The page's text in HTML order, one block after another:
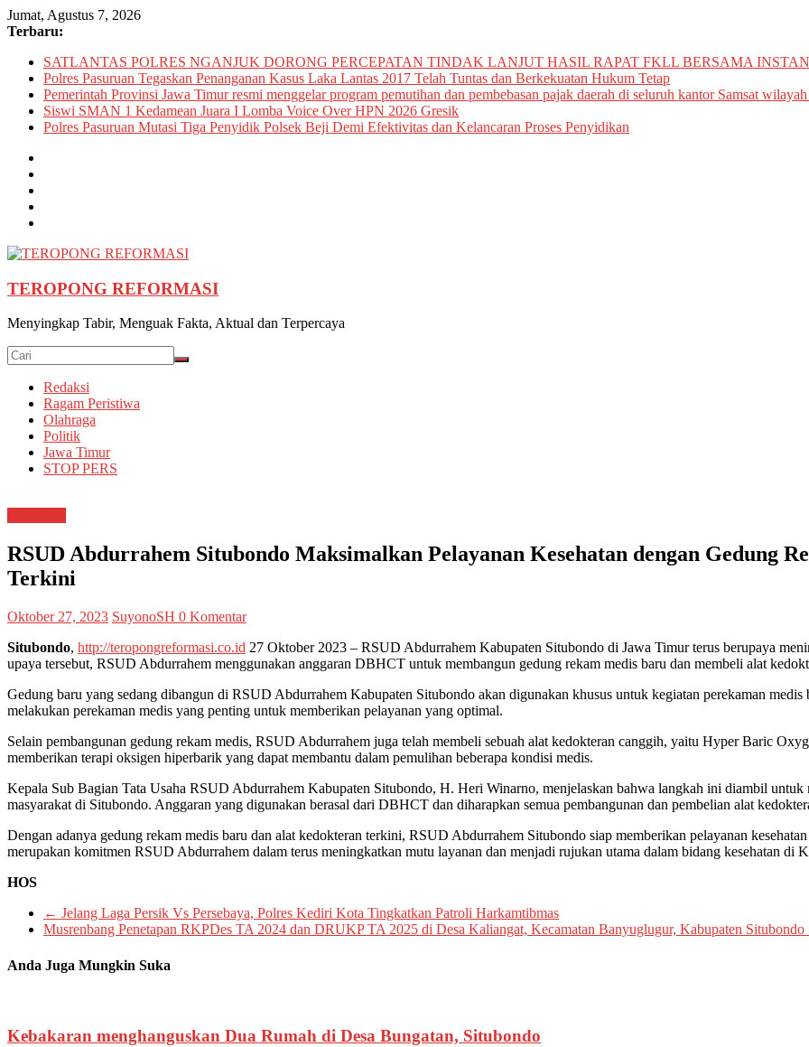
Skip
to
Jumat, Agustus 7, 2026
Terbaru:
SATLANTAS POLRES NGANJUK DORONG PERCEPATAN TINDAK LANJUT HASIL RAPAT FKLL BERSAMA
Polres Pasuruan Tegaskan Penanganan Kasus Laka Lantas 2017 Telah Tuntas dan Berkekuatan Hukum Tetap
Pemerintah Provinsi Jawa Timur resmi menggelar program pemutihan dan pembebasan pajak daerah di seluruh kantor Samsat
Siswi SMAN 1 Kedamean Juara I Lomba Voice Over HPN 2026 Gresik
Polres Pasuruan Mutasi Tiga Penyidik Polsek Beji Demi Efektivitas dan Kelancaran Proses Penyidikan
TEROPONG REFORMASI
Menyingkap Tabir, Menguak Fakta, Aktual dan Terpercaya
Redaksi
Ragam Peristiwa
Olahraga
Politik
Jawa Timur
STOP PERS
RSUD Abdurrahem Situbondo Maksimalkan Pelayanan Kesehatan dengan Gedung
Terkini
Oktober 27, 2023 SuyonoSH 0 Komentar
Situbondo, http://teropongreformasi.co.id 27 Oktober 2023 – RSUD Abdurrahem Kabupaten Situbondo di Jawa Timur terus berupaya
upaya tersebut, RSUD Abdurrahem menggunakan anggaran DBHCT untuk membangun gedung rekam medis baru dan membeli alat
Gedung baru yang sedang dibangun di RSUD Abdurrahem Kabupaten Situbondo akan digunakan khusus untuk kegiatan perekaman
melakukan perekaman medis yang penting untuk memberikan pelayanan yang optimal.
Selain pembangunan gedung rekam medis, RSUD Abdurrahem juga telah membeli sebuah alat kedokteran canggih, yaitu Hyper Baric
memberikan terapi oksigen hiperbarik yang dapat membantu dalam pemulihan beberapa kondisi medis.
Kepala Sub Bagian Tata Usaha RSUD Abdurrahem Kabupaten Situbondo, H. Heri Winarno, menjelaskan bahwa langkah ini diambil untuk
masyarakat di Situbondo. Anggaran yang digunakan berasal dari DBHCT dan diharapkan semua pembangunan dan pembelian alat
Dengan adanya gedung rekam medis baru dan alat kedokteran terkini, RSUD Abdurrahem Situbondo siap memberikan pelayanan
merupakan komitmen RSUD Abdurrahem dalam terus meningkatkan mutu layanan dan menjadi rujukan utama dalam bidang kesehatan di
HOS
← Jelang Laga Persik Vs Persebaya, Polres Kediri Kota Tingkatkan Patroli Harkamtibmas
Musrenbang Penetapan RKPDes TA 2024 dan DRUKP TA 2025 di Desa Kaliangat, Kecamatan Banyuglugur, Kabupaten Situbondo
Anda Juga Mungkin Suka
Kebakaran menghanguskan Dua Rumah di Desa Bungatan, Situbondo